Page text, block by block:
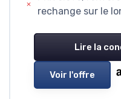
rechange sur le
Lire la
Voir l'offre